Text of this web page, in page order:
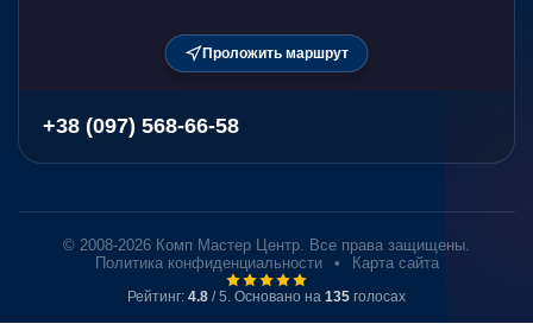
Проложить маршрут
+38 (097) 568-66-58
© 2008-2026 Комп Мастер Центр. Все права защищены.
Политика конфиденциальности
• Карта сайта
Рейтинг: 4.8 / 5. Основано на 135 голосах